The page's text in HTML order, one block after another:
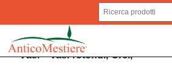
Vasi>Vasi rotondi,Orci,